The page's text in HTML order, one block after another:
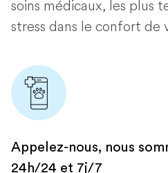
soins médicaux, les plus
stress dans le confort de
Appelez-nous, nous
24h/24 et 7j/7